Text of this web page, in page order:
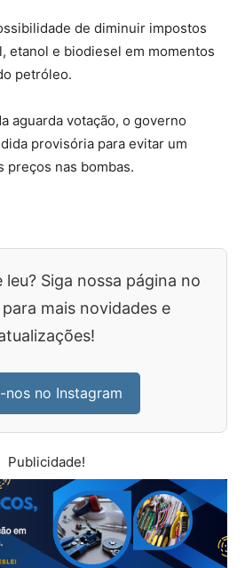
de diminuir impostos
etanol e biodiesel em momentos
petróleo.
aguarda votação, o governo
provisória para evitar um
preços nas bombas.
leu? Siga nossa página no
mais novidades e
nos no Instagram
Publicidade!